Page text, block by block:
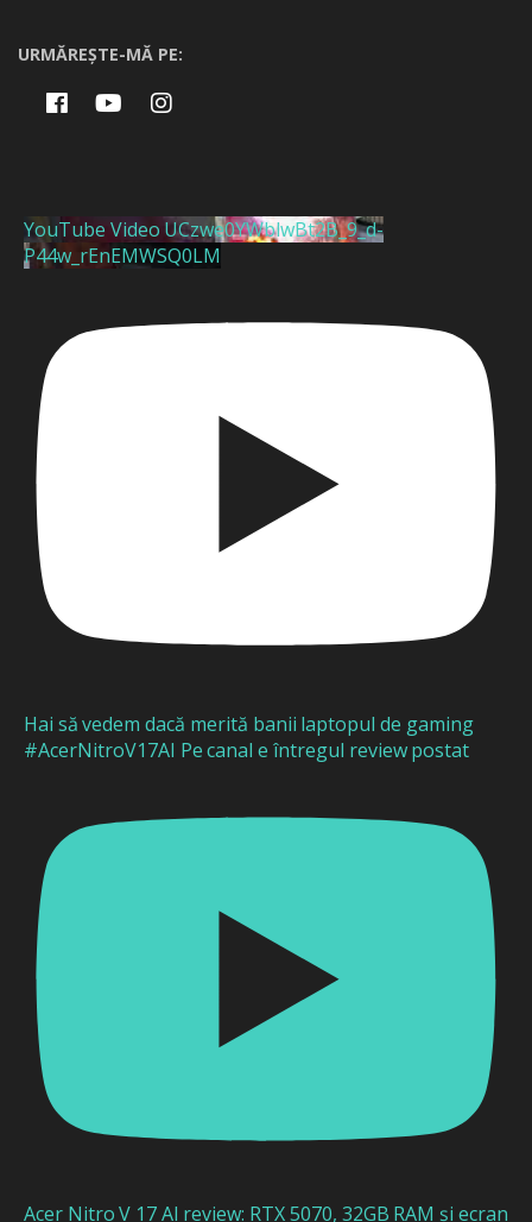
URMĂREȘTE-MĂ PE:
YouTube Video UCzwe0YWblwBt2B_9_d-
P44w_rEnEMWSQ0LM
Hai să vedem dacă merită banii laptopul de gaming
#AcerNitroV17AI Pe canal e întregul review postat
Acer Nitro V 17 AI review: RTX 5070, 32GB RAM și ecran